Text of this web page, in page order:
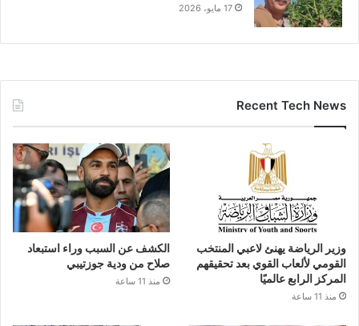
17 مايو، 2026
Recent Tech News
وزير الرياضة يهنئ لاعبي المنتخب
القومي لألعاب القوي بعد تحقيقهم
المركز الرابع عالميًا
منذ 11 ساعة
الكشف عن السبب وراء استبعاد
صلاح من ودية جوزتيبي
منذ 11 ساعة